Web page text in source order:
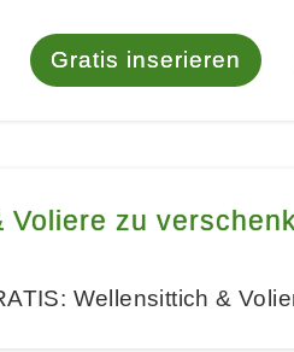
Gratis inserieren
Voliere zu
Wellensittich &